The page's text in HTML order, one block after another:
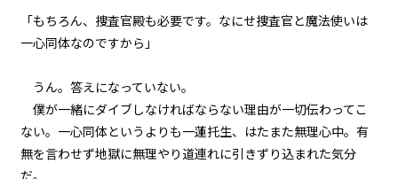
『Serial killer（連続殺人鬼）』
＜１８＞
『Serial killer（連続殺人鬼）』
＜１９＞
第１話
『Serial killer（連続殺人鬼）』
「もちろん、捜査官殿も必要です。なにせ捜査官と魔法使いは
一心同体なのですから」
うん。答えになっていない。
僕が一緒にダイブしなければならない理由が一切伝わってこ
ない。一心同体というよりも一蓮托生、はたまた無理心中。有
無を言わせず地獄に無理やり道連れに引きずり込まれた気分
だ。